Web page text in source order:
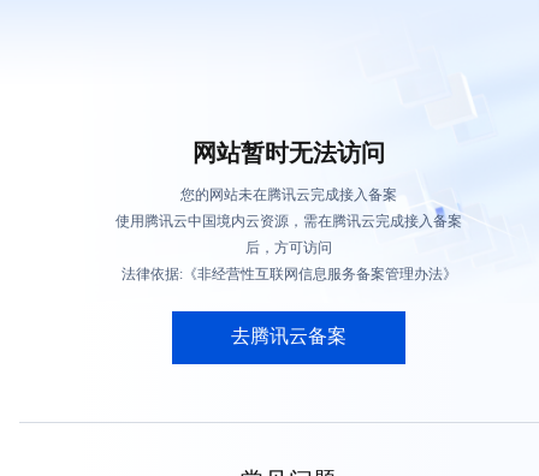
网站暂时无法访问
您的网站未在腾讯云完成接入备案
使用腾讯云中国境内云资源，需在腾讯云完成接入备案
后，方可访问
法律依据:《非经营性互联网信息服务备案管理办法》
去腾讯云备案